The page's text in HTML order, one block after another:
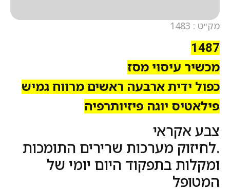
מק״ט : 1483
1487
מכשיר עיסוי מסז
כפול ידית ארבעה ראשים מרווח גמיש
פילאטיס יוגה פיזיותרפיה
צבע אקראי
.לחיזוק מערכות שרירים התומכות
ומקלות בתפקוד היום יומי של
המטופל